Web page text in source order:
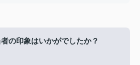
の印象はいかがでしたか？